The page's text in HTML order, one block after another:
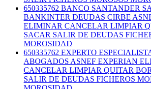
650335762 BANCO SANTANDER
BANKINTER DEUDAS CIRBE
ELIMINAR CANCELAR LIMPIAR
SACAR SALIR DE DEUDAS
MOROSIDAD
650335762 EXPERTO
ABOGADOS ASNEF EXPERIAN
CANCELAR LIMPIAR QUITAR
SALIR DE DEUDAS FICHEROS